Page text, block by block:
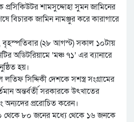
প্রসিকিউটর শামসুদ্দোহা সুমন জামিনের
বিচারক জামিন নামঞ্জুর করে কারাগারে
বৃহস্পতিবার (২৮ আগস্ট) সকাল ১০টায়
অডিটরিয়ামে ‘মঞ্চ ৭১’ এর ব্যানারে
হয়।
সিদ্দিকী দেশকে সশস্ত্র সংগ্রামের
অন্তর্বর্তী সরকারকে উৎখাতের
অন্যদের প্ররোচিত করেন।
থেকে ৮০ জনের মধ্যে থেকে ১৬ জনকে